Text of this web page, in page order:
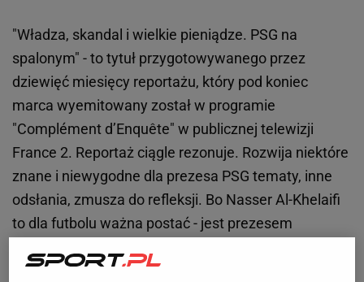
"Władza, skandal i wielkie pieniądze. PSG na
spalonym" - to tytuł przygotowywanego przez
dziewięć miesięcy reportażu, który pod koniec
marca wyemitowany został w programie
"Complément d’Enquête" w publicznej telewizji
France 2. Reportaż ciągle rezonuje. Rozwija niektóre
znane i niewygodne dla prezesa PSG tematy, inne
odsłania, zmusza do refleksji. Bo Nasser Al-Khelaifi
to dla futbolu ważna postać - jest prezesem
dyrektorem grupy medialnej BeIn Sports, prezesem